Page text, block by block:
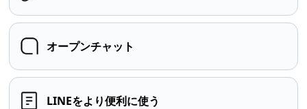
オープンチャット
LINEをより便利に使う